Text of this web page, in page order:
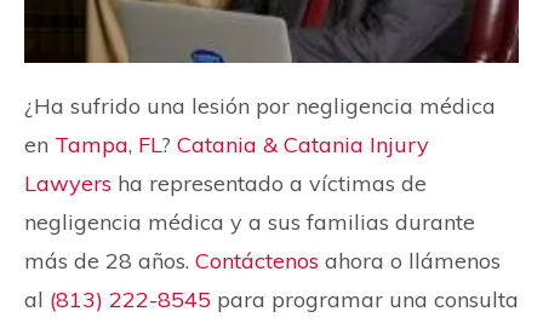
¿Ha sufrido una lesión por negligencia médica
en Tampa, FL? Catania & Catania Injury
Lawyers ha representado a víctimas de
negligencia médica y a sus familias durante
más de 28 años. Contáctenos ahora o llámenos
al (813) 222-8545 para programar una consulta